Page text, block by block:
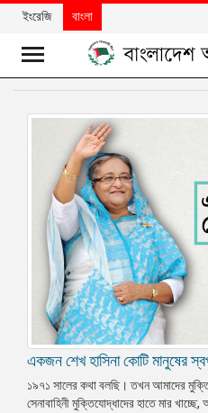
প্রতিবেদন
বাংলাদেশ
নিউজলেটার
ইংরেজি বাংলা
একজন শেখ হাসিনা কোটি মানুষের
১৯৭১ সালের কথা বলছি। তখন আমাদের
সেনাবাহিনী মুক্তিযোদ্ধাদের হাতে মার